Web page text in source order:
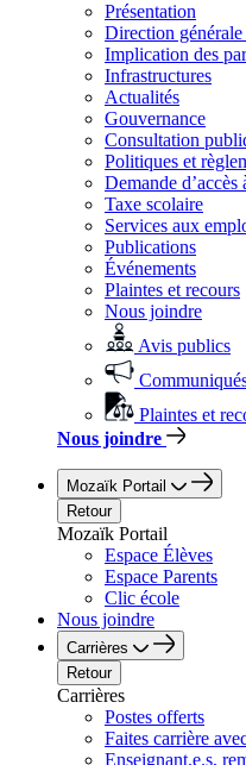
Présentation
Direction
Implication des
Infrastructures
Actualités
Gouvernance
Consultation
Politiques et
Demande
Taxe scolaire
Services aux
Publications
Événements
Plaintes et recours
Nous joindre
Avis publics
Plaintes et
Nous joindre
Mozaïk Portail
Retour
Mozaïk Portail
Espace Élèves
Espace Parents
Clic école
Nous joindre
Carrières
Retour
Carrières
Postes offerts
Faites carrière
Enseignant.e.s,